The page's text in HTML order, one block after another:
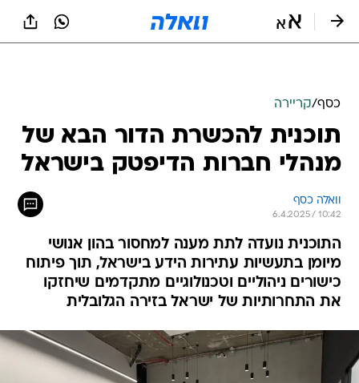
כסף/קריירה
תוכנית להכשרת הדור הבא של
מנהלי חברות הדיפטק בישראל
וואלה כסף
6.4.2025 / 10:42
התוכנית נועדה לתת מענה למחסור בהון אנושי
מיומן בתעשיות עתירות הידע בישראל, תוך פיתוח
כישורים ניהוליים וטכנולוגיים מתקדמים שיחזקו
את התחרותיות של ישראל בזירה הגלובלית